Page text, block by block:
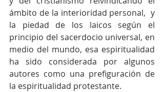
ámbito de la interioridad personal,  y
la piedad de los laicos según el
principio del sacerdocio universal, en
medio del mundo, esa espiritualidad
ha sido considerada por algunos
autores como una prefiguración de
la espiritualidad protestante.